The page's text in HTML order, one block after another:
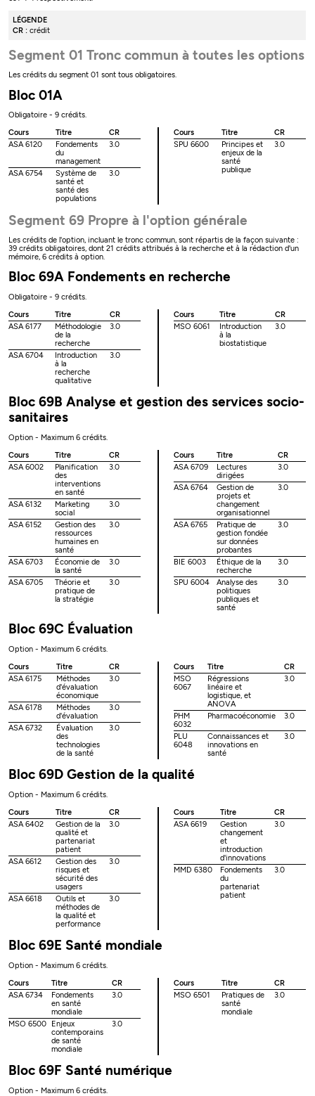
LÉGENDE
CR : crédit
Segment 01 Tronc commun à toutes les options
Les crédits du segment 01 sont tous obligatoires.
Bloc 01A
Obligatoire - 9 crédits.
Cours
Titre
CR
ASA 6120
Fondements
du
management
3.0
ASA 6754
Système de
santé et
santé des
populations
3.0
Cours Titre
CR
SPU 6600
Principes et
enjeux de la
santé
publique
3.0
Segment 69 Propre à l'option générale
Les crédits de l'option, incluant le tronc commun, sont répartis de la façon suivante :
39 crédits obligatoires, dont 21 crédits attribués à la recherche et à la rédaction d'un
mémoire, 6 crédits à option.
Bloc 69A Fondements en recherche
Obligatoire - 9 crédits.
Cours
Titre
CR
ASA 6177
Méthodologie
de la
recherche
3.0
ASA 6704
Introduction
à la
recherche
qualitative
3.0
Cours Titre
CR
MSO 6061
Introduction
à la
biostatistique
3.0
Bloc 69B Analyse et gestion des services socio-
sanitaires
Option - Maximum 6 crédits.
Cours
Titre
CR
ASA 6002
Planification
des
interventions
en santé
3.0
ASA 6132
Marketing
social
3.0
ASA 6152
Gestion des
ressources
humaines en
santé
3.0
ASA 6703
Économie de
la santé
3.0
ASA 6705
Théorie et
pratique de
la stratégie
3.0
Cours Titre
CR
ASA 6709
Lectures
dirigées
3.0
ASA 6764
Gestion de
projets et
changement
organisationnel
3.0
ASA 6765
Pratique de
gestion fondée
sur données
probantes
3.0
BIE 6003
Éthique de la
recherche
3.0
SPU 6004
Analyse des
politiques
publiques et
santé
3.0
Bloc 69C Évaluation
Option - Maximum 6 crédits.
Cours
Titre
CR
ASA 6175
Méthodes
d'évaluation
économique
3.0
ASA 6178
Méthodes
d'évaluation
3.0
ASA 6732
Évaluation
des
technologies
de la santé
3.0
Cours Titre
CR
MSO
6067
Régressions
linéaire et
logistique, et
ANOVA
3.0
PHM
6032
Pharmacoéconomie 3.0
PLU
6048
Connaissances et
innovations en
santé
3.0
Bloc 69D Gestion de la qualité
Option - Maximum 6 crédits.
Cours
Titre
CR
ASA 6402
Gestion de la
qualité et
partenariat
patient
3.0
ASA 6612
Gestion des
risques et
sécurité des
usagers
3.0
ASA 6618
Outils et
méthodes de
la qualité et
performance
3.0
Cours Titre
CR
ASA 6619
Gestion
changement
et
introduction
d'innovations
3.0
MMD 6380
Fondements
du
partenariat
patient
3.0
Bloc 69E Santé mondiale
Option - Maximum 6 crédits.
Cours
Titre
CR
ASA 6734
Fondements
en santé
mondiale
3.0
MSO 6500
Enjeux
contemporains
de santé
mondiale
3.0
Cours Titre
CR
MSO 6501
Pratiques de
santé
mondiale
3.0
Bloc 69F Santé numérique
Option - Maximum 6 crédits.